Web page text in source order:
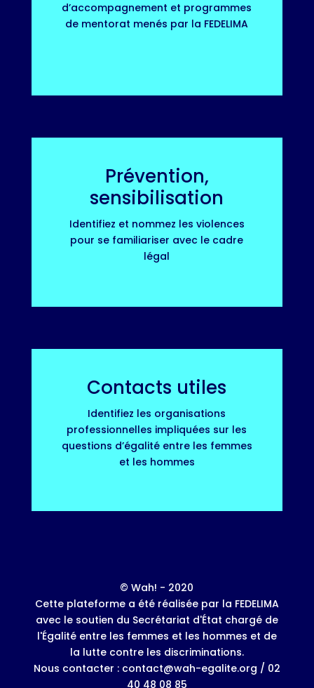
d’accompagnement et programmes
de mentorat menés par la FEDELIMA
Prévention,
sensibilisation
Identifiez et nommez les violences
pour se familiariser avec le cadre
légal
Contacts utiles
Identifiez les organisations
professionnelles impliquées sur les
questions d’égalité entre les femmes
et les hommes
© Wah! - 2020
Cette plateforme a été réalisée par la FEDELIMA
avec le soutien du Secrétariat d'État chargé de
l'Égalité entre les femmes et les hommes et de
la lutte contre les discriminations.
Nous contacter : contact@wah-egalite.org / 02
40 48 08 85